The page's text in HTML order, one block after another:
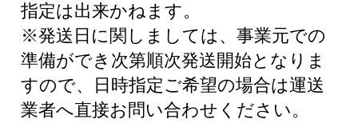
指定は出来かねます。
※発送日に関しましては、事業元での
準備ができ次第順次発送開始となりま
すので、日時指定ご希望の場合は運送
業者へ直接お問い合わせください。